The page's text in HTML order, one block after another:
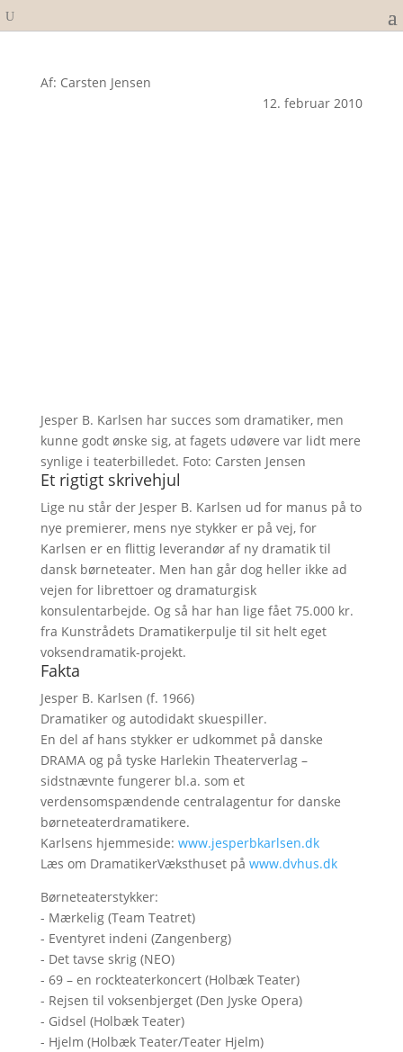
Af: Carsten Jensen
12. februar 2010
Jesper B. Karlsen har succes som dramatiker, men
kunne godt ønske sig, at fagets udøvere var lidt mere
synlige i teaterbilledet. Foto: Carsten Jensen
Et rigtigt skrivehjul
Lige nu står der Jesper B. Karlsen ud for manus på to
nye premierer, mens nye stykker er på vej, for
Karlsen er en flittig leverandør af ny dramatik til
dansk børneteater. Men han går dog heller ikke ad
vejen for librettoer og dramaturgisk
konsulentarbejde. Og så har han lige fået 75.000 kr.
fra Kunstrådets Dramatikerpulje til sit helt eget
voksendramatik-projekt.
Fakta
Jesper B. Karlsen (f. 1966)
Dramatiker og autodidakt skuespiller.
En del af hans stykker er udkommet på danske
DRAMA og på tyske Harlekin Theaterverlag –
sidstnævnte fungerer bl.a. som et
verdensomspændende centralagentur for danske
børneteaterdramatikere.
Karlsens hjemmeside: www.jesperbkarlsen.dk
Læs om DramatikerVæksthuset på www.dvhus.dk
Børneteaterstykker:
- Mærkelig (Team Teatret)
- Eventyret indeni (Zangenberg)
- Det tavse skrig (NEO)
- 69 – en rockteaterkoncert (Holbæk Teater)
- Rejsen til voksenbjerget (Den Jyske Opera)
- Gidsel (Holbæk Teater)
- Hjelm (Holbæk Teater/Teater Hjelm)